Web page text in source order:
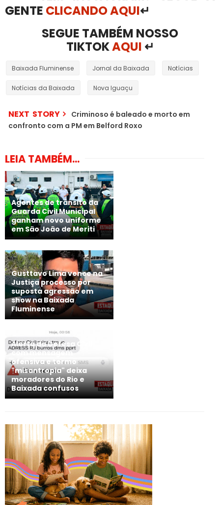
GENTE CLICANDO AQUI↵
SEGUE TAMBÉM NOSSO
TIKTOKAQUI ↵
Baixada Fluminense Jornal da Baixada Notícias
Notícias da Baixada Nova Iguaçu
NEXT STORY
Criminoso é baleado e morto em
confronto com a PM em Belford Roxo
LEIA TAMBÉM...
Agentes de trânsito da
Guarda Civil Municipal
ganham novo uniforme
em São João de Meriti
Gusttavo Lima vence na
Justiça processo por
suposta agressão em
show na Baixada
Fluminense
Alerta da Defesa Civil
com mensagem
ofensiva e termo
"misantropia" deixa
moradores do Rio e
Baixada confusos